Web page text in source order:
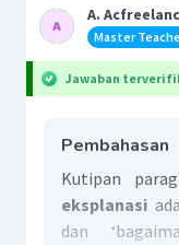
A.
Master
Jawaban
Pembahasan
Kutipan
eksplanasi
dan